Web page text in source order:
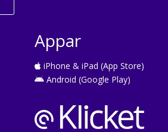
Appar
iPhone & iPad (App Store)
Android (Google Play)